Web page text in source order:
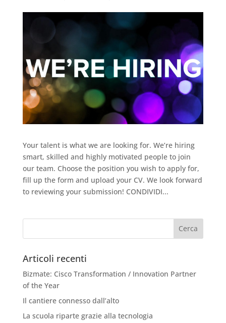
Your talent is what we are looking for. We’re hiring
smart, skilled and highly motivated people to join
our team. Choose the position you wish to apply for,
fill up the form and upload your CV. We look forward
to reviewing your submission! CONDIVIDI...
Articoli recenti
Bizmate: Cisco Transformation / Innovation Partner
of the Year
Il cantiere connesso dall’alto
La scuola riparte grazie alla tecnologia